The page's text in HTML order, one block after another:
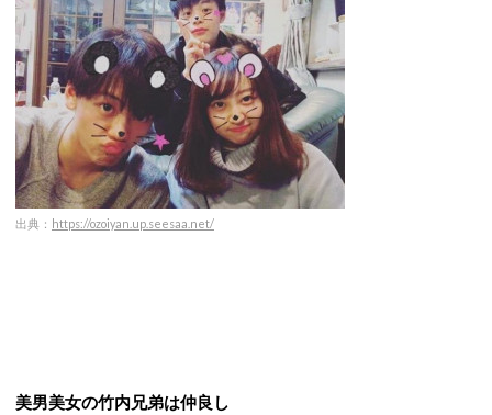
出典： https://ozoiyan.up.seesaa.net/
美男美女の竹内兄弟は仲良し